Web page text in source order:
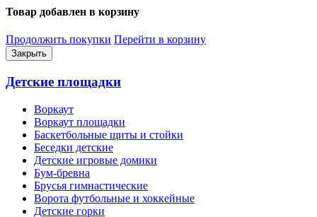
Товар добавлен в корзину
Продолжить покупки Перейти в корзину
Закрыть
Детские площадки
Воркаут
Воркаут площадки
Баскетбольные щиты и стойки
Беседки детские
Детские игровые домики
Бум-бревна
Брусья гимнастические
Ворота футбольные и хоккейные
Детские горки